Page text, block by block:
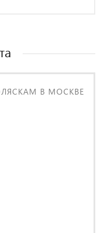
В МОСКВЕ